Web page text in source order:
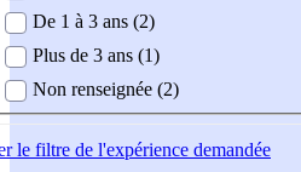
De 1 à 3 ans (2)
Plus de 3 ans (1)
Non renseignée (2)
le filtre de l'expérience demandée